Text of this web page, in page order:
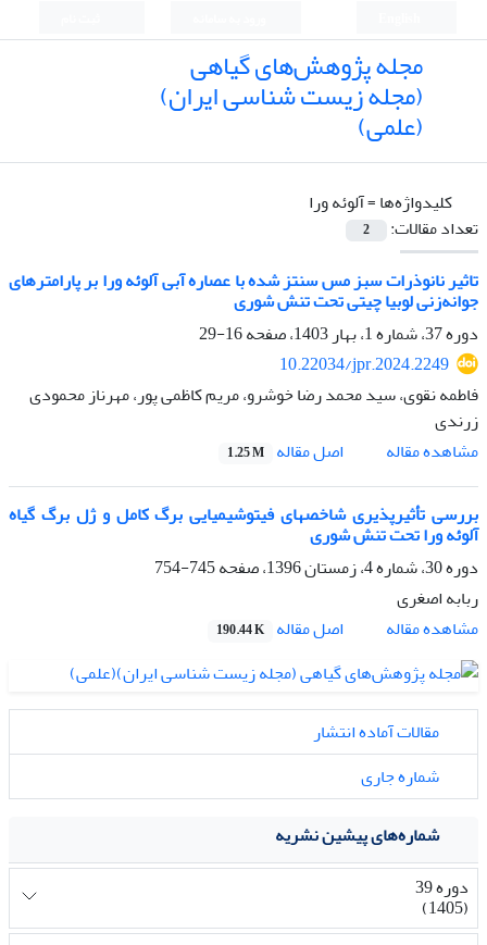
مجله پژوهش‌های گیاهی
(مجله زیست شناسی ایران)
(علمی)
کلیدواژه‌ها =آلوئه ورا
تعداد مقالات:
2
تاثیر نانوذرات سبز مس سنتز شده با عصاره آبی آلوئه ورا بر پارامترهای
جوانه‌زنی لوبیا چیتی تحت تنش شوری
دوره 37، شماره 1، بهار 1403، صفحه
16-29
10.22034/jpr.2024.2249
فاطمه نقوی، سید محمد رضا خوشرو، مریم کاظمی پور، مهرناز محمودی
زرندی
مشاهده مقاله
اصل مقاله 1.25 M
بررسی تأثیرپذیری شاخصهای فیتوشیمیایی برگ کامل و ژل برگ گیاه
آلوئه ورا تحت تنش شوری
دوره 30، شماره 4، زمستان 1396، صفحه
745-754
ربابه اصغری
مشاهده مقاله
اصل مقاله 190.44 K
مقالات آماده انتشار
شماره جاری
شماره‌های پیشین نشریه
دوره 39
(1405)